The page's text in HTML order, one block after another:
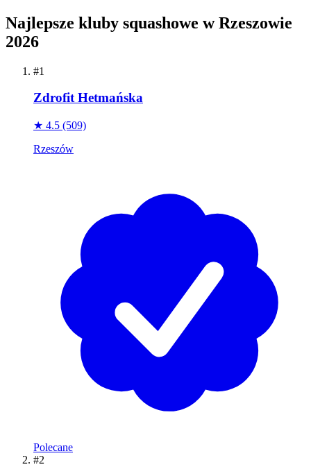
Najlepsze kluby squashowe w Rzeszowie
2026
#1
Zdrofit Hetmańska
★ 4.5 (509)
Rzeszów
Polecane
#2